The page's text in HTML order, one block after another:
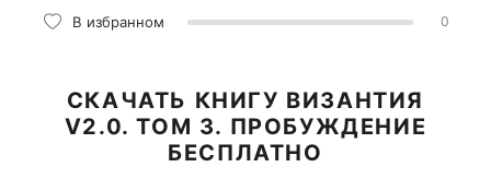
В избранном 0
СКАЧАТЬ КНИГУ ВИЗАНТИЯ
V2.0. ТОМ 3. ПРОБУЖДЕНИЕ
БЕСПЛАТНО